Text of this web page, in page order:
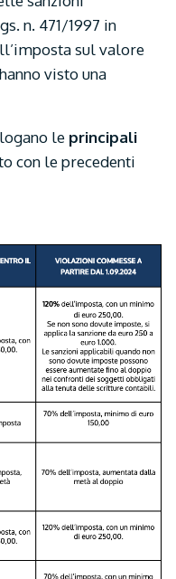
n. 471/1997 in
sul valore
visto una
le principali
con le precedenti